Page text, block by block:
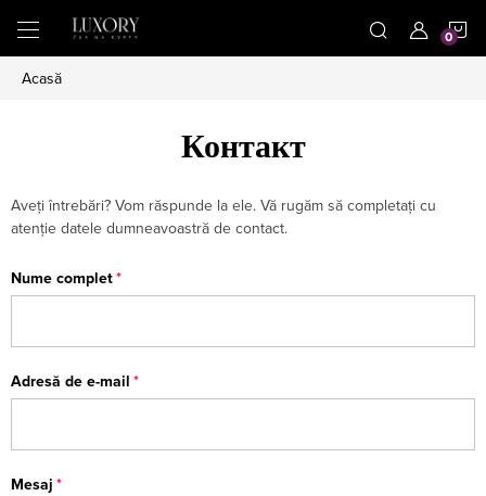
conținut
Acasă
Контакт
Aveţi întrebări? Vom răspunde la ele. Vă rugăm să completaţi cu
atenţie datele dumneavoastră de contact.
Nume complet
Adresă de e-mail
Mesaj